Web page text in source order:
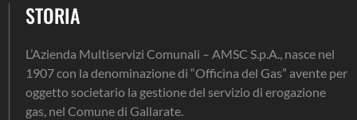
STORIA
L’Azienda Multiservizi Comunali – AMSC S.p.A., nasce nel
1907 con la denominazione di “Officina del Gas” avente per
oggetto societario la gestione del servizio di erogazione
gas, nel Comune di Gallarate.